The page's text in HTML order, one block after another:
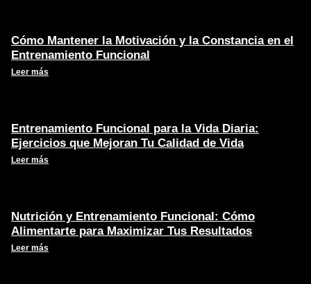
Cómo Mantener la Motivación y la Constancia en el
Entrenamiento Funcional
Leer más
Entrenamiento Funcional para la Vida Diaria:
Ejercicios que Mejoran Tu Calidad de Vida
Leer más
Nutrición y Entrenamiento Funcional: Cómo
Alimentarte para Maximizar Tus Resultados
Leer más